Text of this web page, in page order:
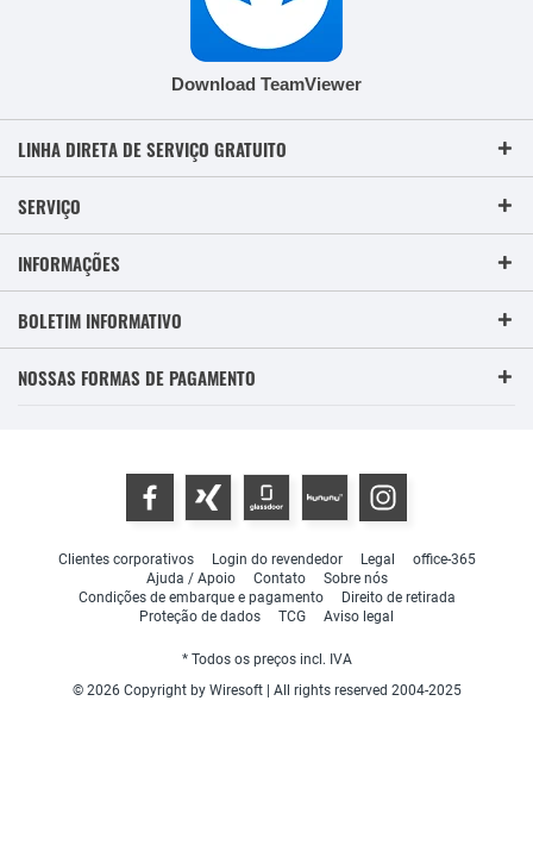
Download TeamViewer
LINHA DIRETA DE SERVIÇO GRATUITO
SERVIÇO
INFORMAÇÕES
BOLETIM INFORMATIVO
NOSSAS FORMAS DE PAGAMENTO
Clientes corporativos Login do revendedor Legal
office-365
Ajuda / Apoio
Contato
Sobre nós
Condições de embarque e pagamento
Direito de retirada
Proteção de dados
TCG Aviso legal
* Todos os preços incl. IVA
© 2026 Copyright by Wiresoft | All rights reserved 2004-2025